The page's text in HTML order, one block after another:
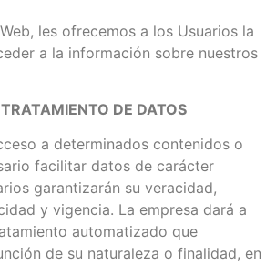
les ofrecemos a los Usuarios la
a la información sobre nuestros
DE DATOS
a determinados contenidos o
facilitar datos de carácter
garantizarán su veracidad,
y vigencia. La empresa dará a
automatizado que
de su naturaleza o finalidad, en